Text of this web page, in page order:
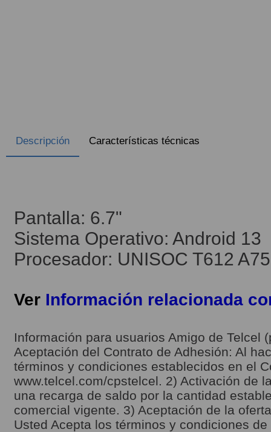
Descripción Características técnicas
Pantalla: 6.7"
Sistema Operativo: Android 13
Procesador: UNISOC T612
Ver Información relacionada
Información para usuarios Amigo de Telcel
Aceptación del Contrato de Adhesión: Al
términos y condiciones establecidos en el
www.telcel.com/cpstelcel. 2) Activación de
una recarga de saldo por la cantidad
comercial vigente. 3) Aceptación de la
Usted Acepta los términos y condiciones